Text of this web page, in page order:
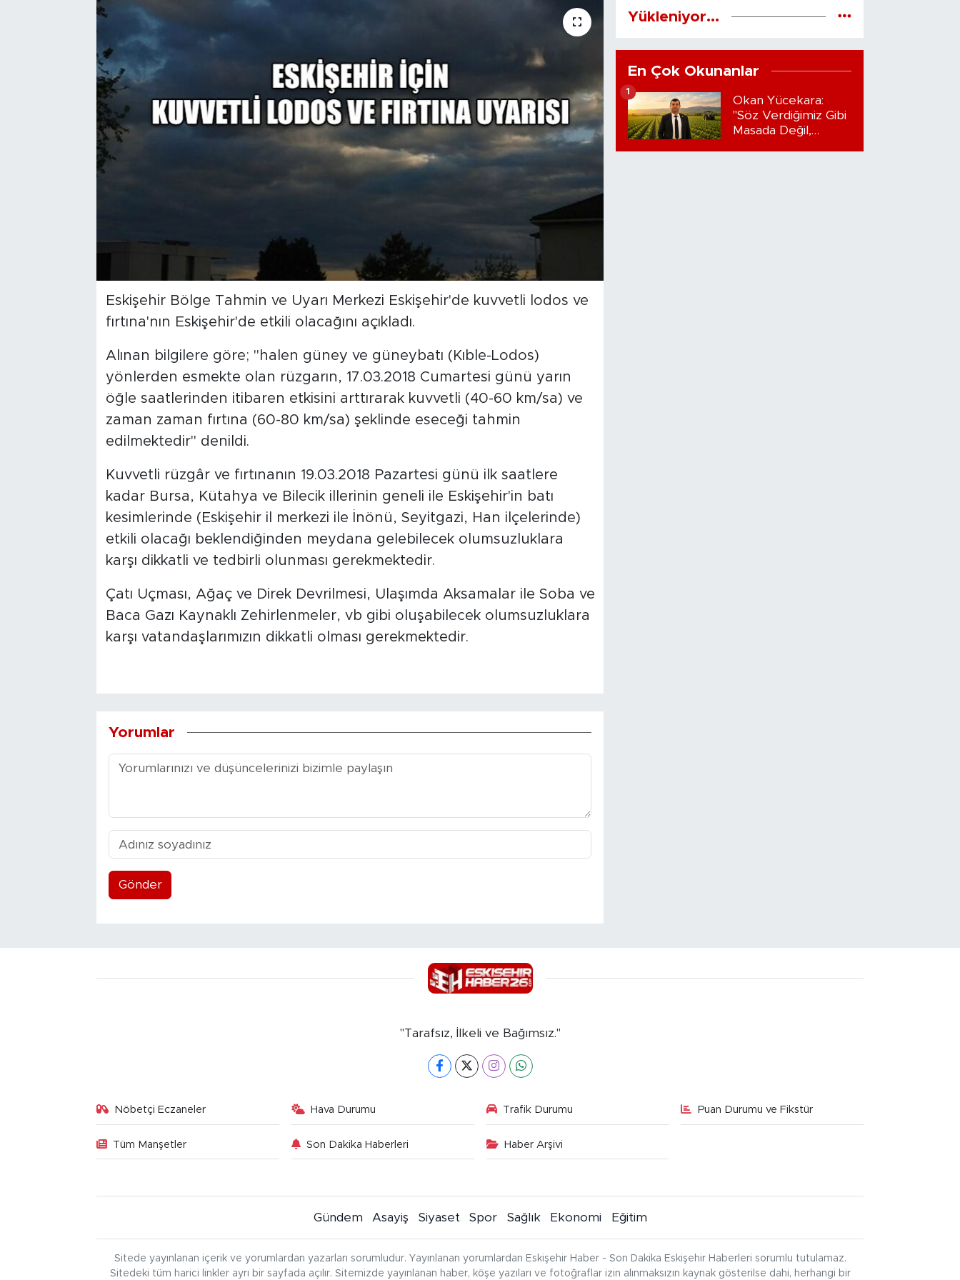
Eskişehir Bölge Tahmin ve Uyarı Merkezi Eskişehir'de kuvvetli lodos ve
fırtına'nın Eskişehir'de etkili olacağını açıkladı.
Alınan bilgilere göre; "halen güney ve güneybatı (Kıble-Lodos)
yönlerden esmekte olan rüzgarın, 17.03.2018 Cumartesi günü yarın
öğle saatlerinden itibaren etkisini arttırarak kuvvetli (40-60 km/sa) ve
zaman zaman fırtına (60-80 km/sa) şeklinde eseceği tahmin
edilmektedir" denildi.
Kuvvetli rüzgâr ve fırtınanın 19.03.2018 Pazartesi günü ilk saatlere
kadar Bursa, Kütahya ve Bilecik illerinin geneli ile Eskişehir'in batı
kesimlerinde (Eskişehir il merkezi ile İnönü, Seyitgazi, Han ilçelerinde)
etkili olacağı beklendiğinden meydana gelebilecek olumsuzluklara
karşı dikkatli ve tedbirli olunması gerekmektedir.
Çatı Uçması, Ağaç ve Direk Devrilmesi, Ulaşımda Aksamalar ile Soba ve
Baca Gazı Kaynaklı Zehirlenmeler, vb gibi oluşabilecek olumsuzluklara
karşı vatandaşlarımızın dikkatli olması gerekmektedir.
Yorumlar
Gönder
Yükleniyor...
En Çok Okunanlar
Okan Yücekara:
"Söz Verdiğimiz Gibi
Masada Değil,
1
"Tarafsız, İlkeli ve Bağımsız."
Nöbetçi Eczaneler Hava Durumu Trafik Durumu Puan Durumu ve Fikstür
Tüm Manşetler Son Dakika Haberleri Haber Arşivi
Gündem Asayiş Siyaset Spor Sağlık Ekonomi Eğitim
Sitede yayınlanan içerik ve yorumlardan yazarları sorumludur. Yayınlanan yorumlardan Eskişehir Haber - Son Dakika Eskişehir Haberleri sorumlu tutulamaz.
Sitedeki tüm harici linkler ayrı bir sayfada açılır. Sitemizde yayınlanan haber, köşe yazıları ve fotoğraflar izin alınmaksızın kaynak gösterilse dahi, herhangi bir
Teknoloji